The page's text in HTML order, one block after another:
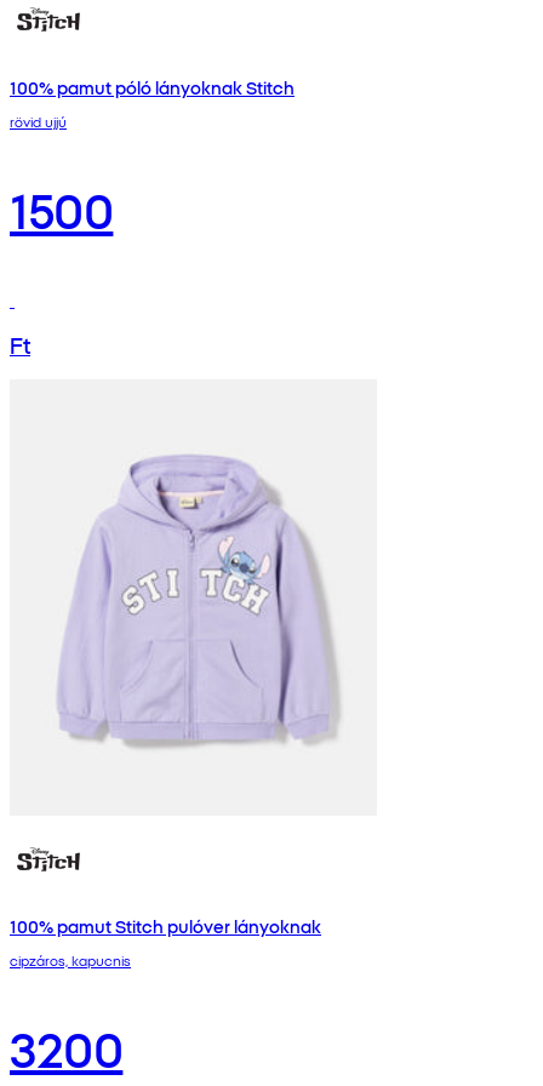
100% pamut póló lányoknak Stitch
rövid ujjú
1500
Ft
100% pamut Stitch pulóver lányoknak
cipzáros, kapucnis
3200